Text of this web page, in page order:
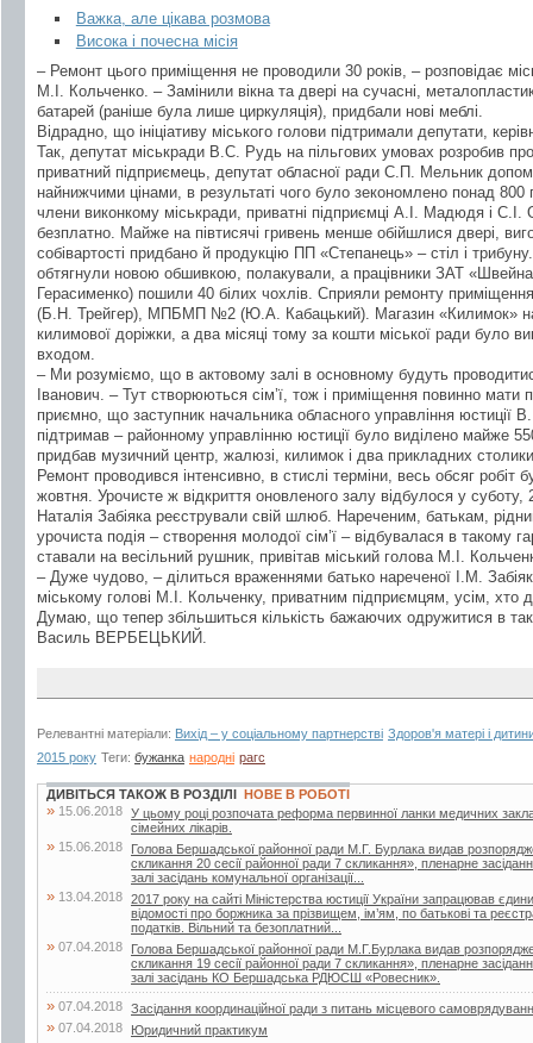
Важка, але цікава розмова
Висока і почесна місія
– Ремонт цього приміщення не проводили 30 років, – розповідає
М.І. Кольченко. – Замінили вікна та двері на сучасні,
батарей (раніше була лише циркуляція), придбали нові меблі.
Відрадно, що ініціативу міського голови підтримали депутати,
Так, депутат міськради В.С. Рудь на пільгових умовах розробив
приватний підприємець, депутат обласної ради С.П. Мельник
найнижчими цінами, в результаті чого було зекономлено понад
члени виконкому міськради, приватні підприємці А.І. Мадюдя і С.І.
безплатно. Майже на півтисячі гривень менше обійшлися двері,
собівартості придбано й продукцію ПП «Степанець» – стіл і
обтягнули новою обшивкою, полакували, а працівники ЗАТ
Герасименко) пошили 40 білих чохлів. Сприяли ремонту
(Б.Н. Трейгер), МПБМП №2 (Ю.А. Кабацький). Магазин «Килимок»
килимової доріжки, а два місяці тому за кошти міської ради було
входом.
– Ми розуміємо, що в актовому залі в основному будуть
Іванович. – Тут створюються сім’ї, тож і приміщення повинно мати
приємно, що заступник начальника обласного управління
підтримав – районному управлінню юстиції було виділено майже
придбав музичний центр, жалюзі, килимок і два прикладних
Ремонт проводився інтенсивно, в стислі терміни, весь обсяг робіт
жовтня. Урочисте ж відкриття оновленого залу відбулося у
Наталія Забіяка реєстрували свій шлюб. Нареченим, батькам,
урочиста подія – створення молодої сім’ї – відбувалася в такому
ставали на весільний рушник, привітав міський голова М.І.
– Дуже чудово, – ділиться враженнями батько нареченої І.М.
міському голові М.І. Кольченку, приватним підприємцям, усім, хто
Думаю, що тепер збільшиться кількість бажаючих одружитися в
Василь ВЕРБЕЦЬКИЙ.
Релевантні матеріали: Вихід – у соціальному партнерстві Здоров'я матері і
2015 року Теги: бужанка народні рагс
ДИВІТЬСЯ ТАКОЖ В РОЗДІЛІ НОВЕ В РОБОТІ
» 15.06.2018 У цьому році розпочата реформа первинної ланки медичних
сімейних лікарів.
» 15.06.2018
Голова Бершадської районної ради М.Г. Бурлака видав
скликання 20 сесії районної ради 7 скликання», пленарне
залі засідань комунальної організації...
» 13.04.2018 2017 року на сайті Міністерства юстиції України запрацював
відомості про боржника за прізвищем, ім’ям, по батькові та
податків. Вільний та безоплатний...
» 07.04.2018
Голова Бершадської районної ради М.Г.Бурлака видав
скликання 19 сесії районної ради 7 скликання», пленарне
залі засідань КО Бершадська РДЮСШ «Ровесник».
» 07.04.2018 Засідання координаційної ради з питань місцевого
» 07.04.2018 Юридичний практикум